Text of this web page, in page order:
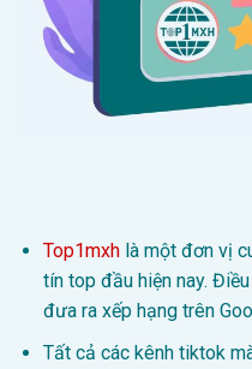
Top1mxhlà một đơn vị
tín top đầu hiện nay.
đưa ra xếp hạng trên
Tất cả các kênh tiktok